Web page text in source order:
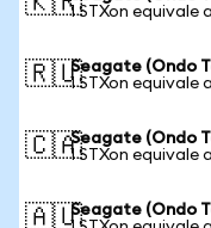
1 STXon equivale
🇷🇺Seagate (Ondo
1 STXon equivale
🇨🇦Seagate (Ondo
1 STXon equivale
🇦🇺Seagate (Ondo